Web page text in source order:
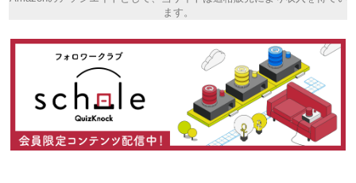
ます。